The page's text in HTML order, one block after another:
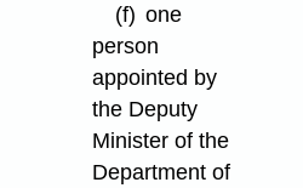
(f) one
person
appointed by
the Deputy
Minister of the
Department of